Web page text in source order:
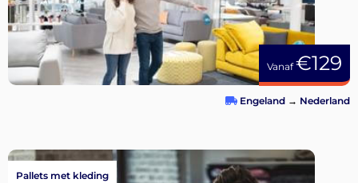
Vanaf€129
Engeland → Nederland
Pallets met kleding